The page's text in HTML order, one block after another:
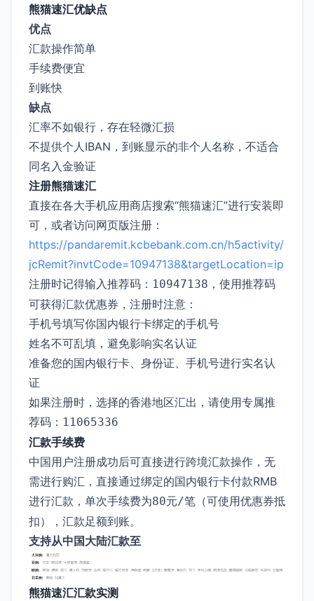
熊猫速汇优缺点
优点
汇款操作简单
手续费便宜
到账快
缺点
汇率不如银行，存在轻微汇损
不提供个人IBAN，到账显示的非个人名称，不适合
同名入金验证
注册熊猫速汇
直接在各大手机应用商店搜索“熊猫速汇”进行安装即
可，或者访问网页版注册：
https://pandaremit.kcbebank.com.cn/h5activity/
jcRemit?invtCode=10947138&targetLocation=ip
注册时记得输入推荐码： 10947138 ，使用推荐码
可获得汇款优惠券，注册时注意：
手机号填写你国内银行卡绑定的手机号
姓名不可乱填，避免影响实名认证
准备您的国内银行卡、身份证、手机号进行实名认
证
如果注册时，选择的香港地区汇出，请使用专属推
荐码： 11065336
汇款手续费
中国用户注册成功后可直接进行跨境汇款操作，无
需进行购汇，直接通过绑定的国内银行卡付款RMB
进行汇款，单次手续费为80元/笔 （可使用优惠券抵
扣），汇款足额到账。
支持从中国大陆汇款至
熊猫速汇汇款实测